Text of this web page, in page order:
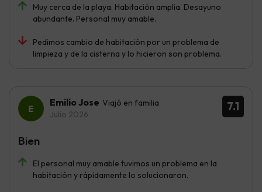
Muy cerca de la playa. Habitación amplia. Desayuno
abundante. Personal muy amable.
Pedimos cambio de habitación por un problema de
limpieza y de la cisterna y lo hicieron son problema.
7.1
Emilio Jose Viajó en familia
Julio 2026
El personal muy amable tuvimos un problema en la
habitación y rápidamente lo solucionaron.
Bien